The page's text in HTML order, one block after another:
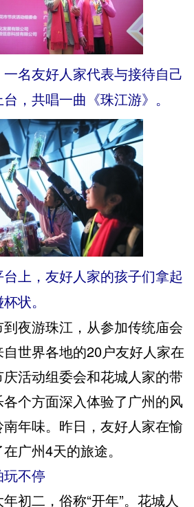
友好人家代表与接待自己
，共唱一曲《珠江游》。
，友好人家的孩子们拿起
状。
夜游珠江，从参加传统庙会
世界各地的20户友好人家在
活动组委会和花城人家的带
个方面深入体验了广州的风
年味。昨日，友好人家在愉
广州4天的旅途。
不停
二，俗称“开年”。花城人